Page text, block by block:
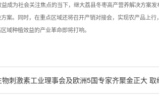
成为社会关注焦点的当下，继大荔县冬枣高产营养解决方案
案。同时，在重点区域还将召开产销对接会，实现农产品上
域种植效益的产业革命即将打响。
物刺激素工业理事会及欧洲5国专家齐聚金正大